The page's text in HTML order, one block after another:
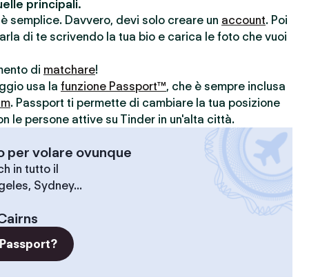
principali.
semplice. Davvero, devi solo creare un account. Poi
di te scrivendo la tua bio e carica le foto che vuoi
di matchare!
usa la funzione Passport™, che è sempre inclusa
. Passport ti permette di cambiare la tua posizione
le persone attive su Tinder in un'alta città.
per volare ovunque
in tutto il
Sydney...